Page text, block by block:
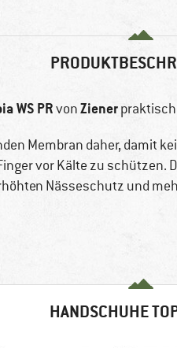
WS PRvonZiener
Membran daher, damit
vor Kälte zu schützen.
Nässeschutz und
HANDSCHUHE